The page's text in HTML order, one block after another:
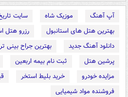
آپ آهنگ موزیک شاه
سایت
بهترین هتل های استانبول
رزرو هتل
دانلود آهنگ جدید
بهترین جراح بینی
پرشین هتل
ثبت نام بیمه اربعین
مزایده خودرو
خرید بلیط استخر
فروشنده مواد شیمیایی